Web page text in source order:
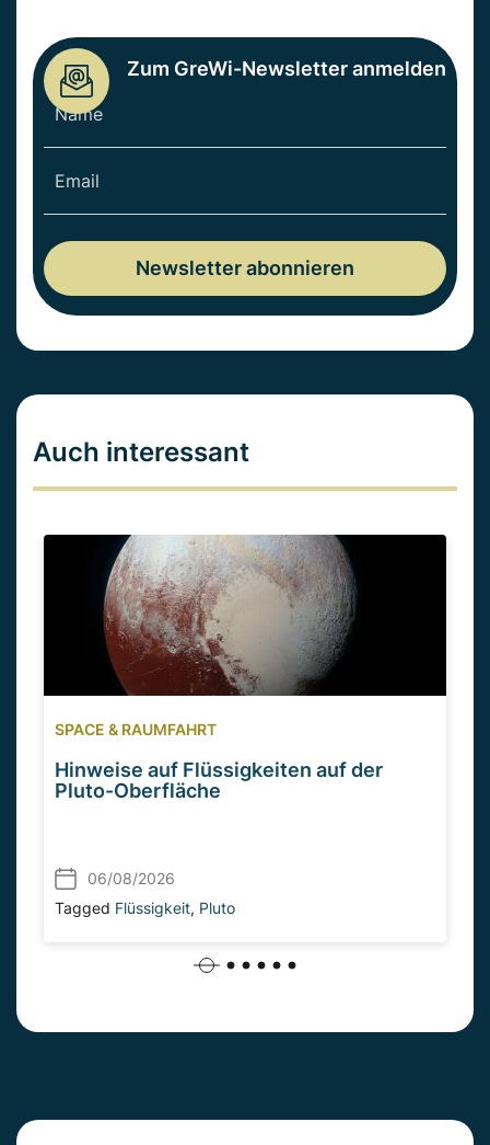
Zum GreWi-Newsletter anmelden
Auch interessant
SPACE & RAUMFAHRT
Hinweise auf Flüssigkeiten auf der
Pluto-Oberfläche
06/08/2026
Tagged Flüssigkeit, Pluto